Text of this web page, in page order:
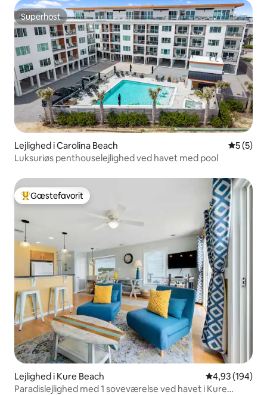
Superhost
Superhost
Lejlighed i Carolina Beach 5 ud af 5
5 (5)
Luksuriøs penthouselejlighed ved havet med pool
Bedste gæstefavorit
Gæstefavorit
Lejlighed i Kure Beach 4,93 ud af 5 i
4,93 (194)
Paradislejlighed med 1 soveværelse ved havet i Kure